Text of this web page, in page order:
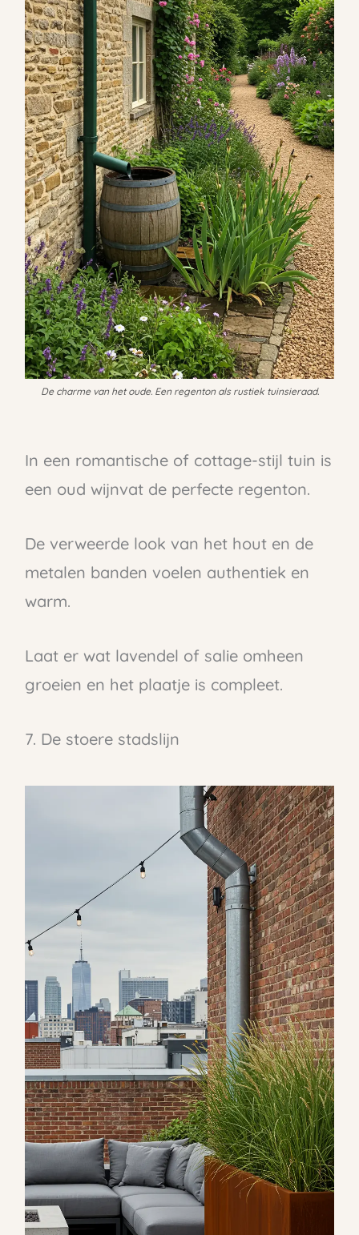
De charme van het oude. Een regenton als rustiek tuinsieraad.
In een romantische of cottage-stijl tuin is
een oud wijnvat de perfecte regenton.
De verweerde look van het hout en de
metalen banden voelen authentiek en
warm.
Laat er wat lavendel of salie omheen
groeien en het plaatje is compleet.
7. De stoere stadslijn